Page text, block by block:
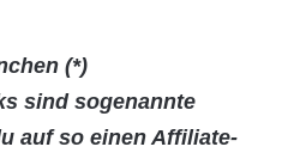
(*)
sind sogenannte
auf so einen Affiliate-